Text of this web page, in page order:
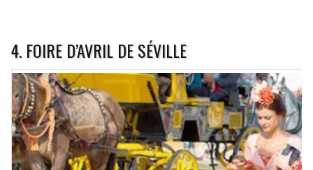
4. FOIRE D’AVRIL DE SÉVILLE